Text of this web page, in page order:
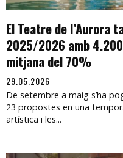
El Teatre de l’Aurora
2025/2026 amb
mitjana del 70%
29.05.2026
De setembre a maig s’ha
23 propostes en una
artística i les...